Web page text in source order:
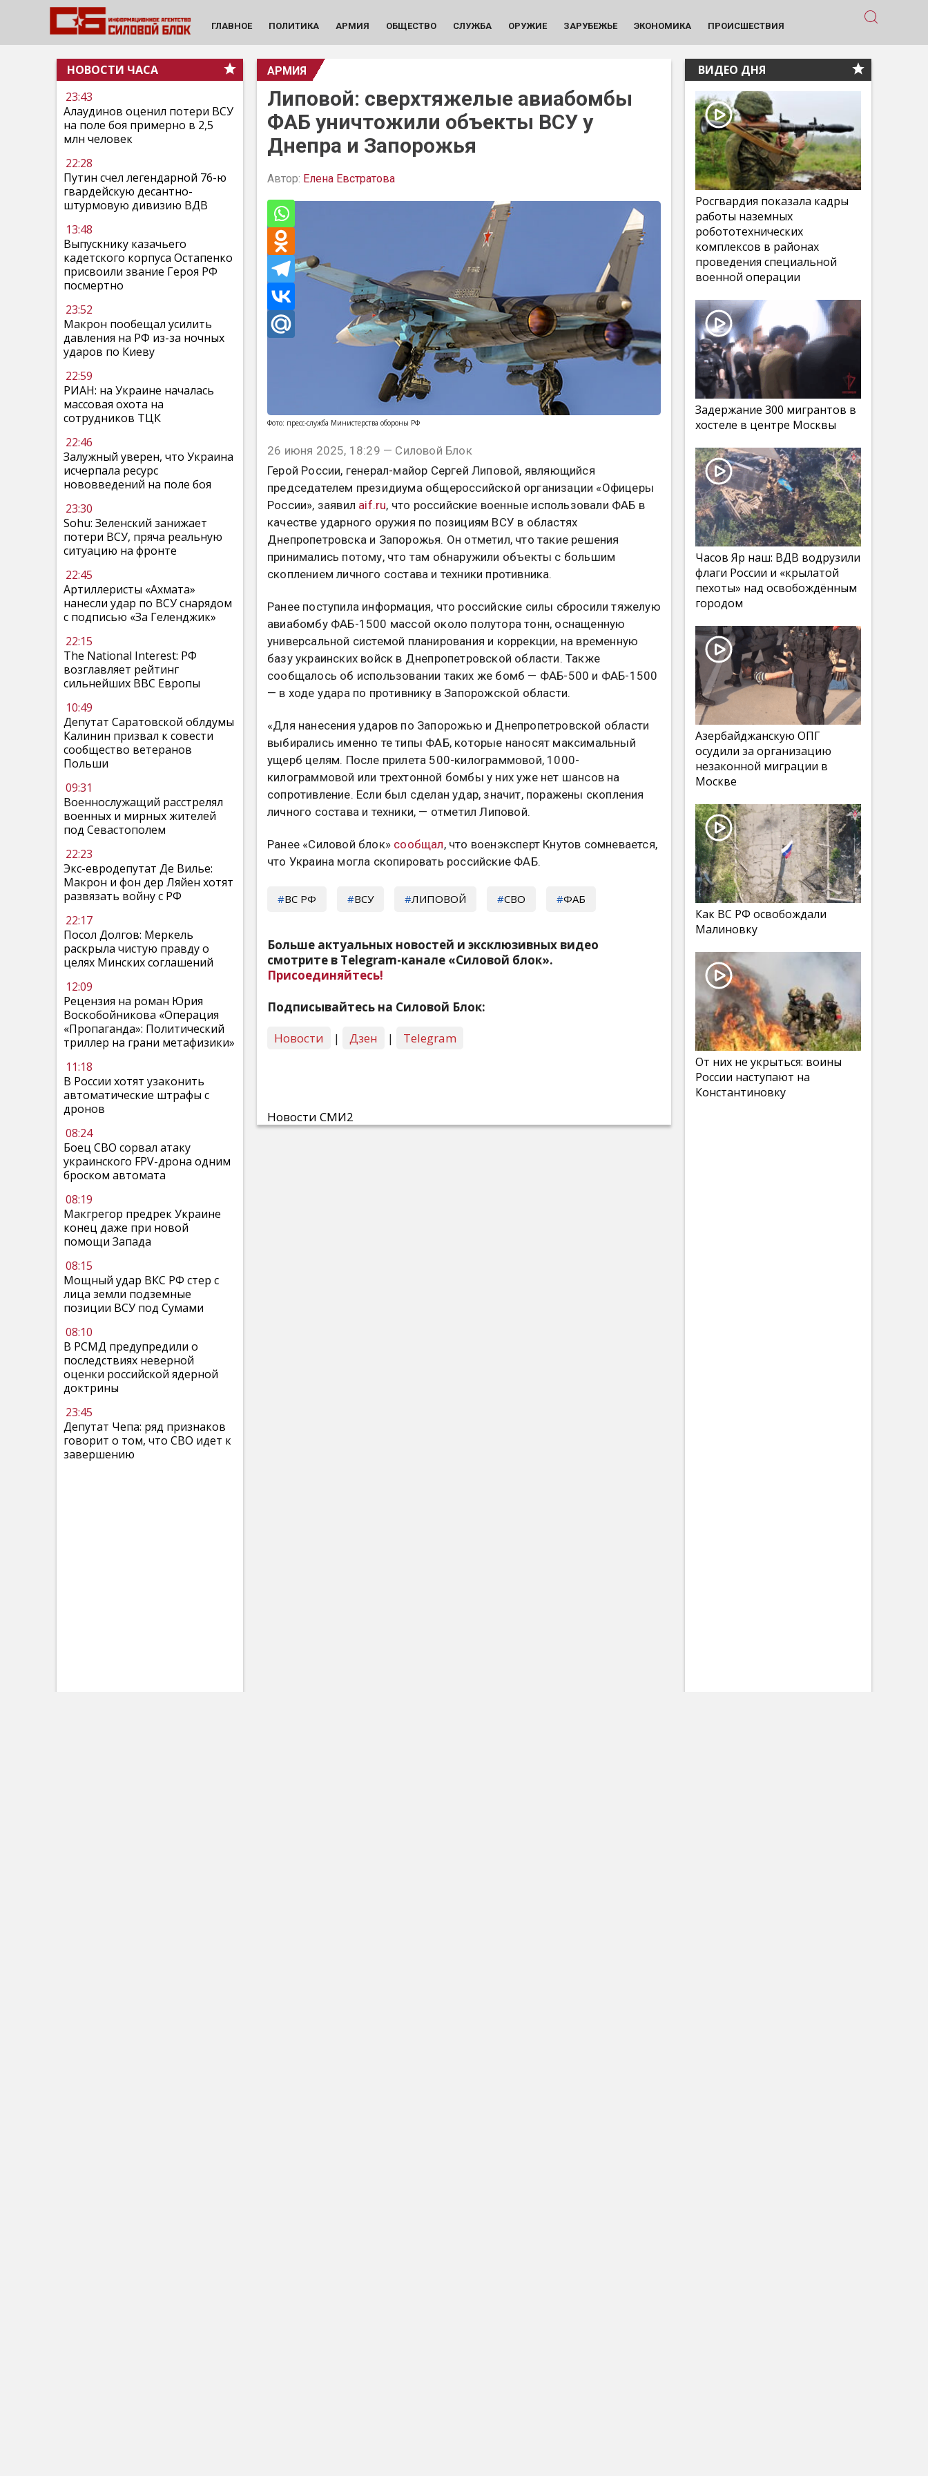
ГЛАВНОЕ ПОЛИТИКА АРМИЯ ОБЩЕСТВО СЛУЖБА ОРУЖИЕ ЗАРУБЕЖЬЕ ЭКОНОМИКА ПРОИСШЕСТВИЯ
НОВОСТИ ЧАСА
23:43
Алаудинов оценил потери ВСУ
на поле боя примерно в 2,5
млн человек
22:28
Путин счел легендарной 76-ю
гвардейскую десантно-
штурмовую дивизию ВДВ
13:48
Выпускнику казачьего
кадетского корпуса Остапенко
присвоили звание Героя РФ
посмертно
23:52
Макрон пообещал усилить
давления на РФ из-за ночных
ударов по Киеву
22:59
РИАН: на Украине началась
массовая охота на
сотрудников ТЦК
22:46
Залужный уверен, что Украина
исчерпала ресурс
нововведений на поле боя
23:30
Sohu: Зеленский занижает
потери ВСУ, пряча реальную
ситуацию на фронте
22:45
Артиллеристы «Ахмата»
нанесли удар по ВСУ снарядом
с подписью «За Геленджик»
22:15
The National Interest: РФ
возглавляет рейтинг
сильнейших ВВС Европы
10:49
Депутат Саратовской облдумы
Калинин призвал к совести
сообщество ветеранов
Польши
09:31
Военнослужащий расстрелял
военных и мирных жителей
под Севастополем
22:23
Экс-евродепутат Де Вилье:
Макрон и фон дер Ляйен хотят
развязать войну с РФ
22:17
Посол Долгов: Меркель
раскрыла чистую правду о
целях Минских соглашений
12:09
Рецензия на роман Юрия
Воскобойникова «Операция
«Пропаганда»: Политический
триллер на грани метафизики»
11:18
В России хотят узаконить
автоматические штрафы с
дронов
08:24
Боец СВО сорвал атаку
украинского FPV-дрона одним
броском автомата
08:19
Макгрегор предрек Украине
конец даже при новой
помощи Запада
08:15
Мощный удар ВКС РФ стер с
лица земли подземные
позиции ВСУ под Сумами
08:10
В РСМД предупредили о
последствиях неверной
оценки российской ядерной
доктрины
23:45
Депутат Чепа: ряд признаков
говорит о том, что СВО идет к
завершению
АРМИЯ
Липовой: сверхтяжелые авиабомбы
ФАБ уничтожили объекты ВСУ у
Днепра и Запорожья
Автор: Елена Евстратова
Фото: пресс-служба Министерства обороны РФ
26 июня 2025, 18:29 — Силовой Блок
Герой России, генерал-майор Сергей Липовой, являющийся
председателем президиума общероссийской организации «Офицеры
России», заявил aif.ru, что российские военные использовали ФАБ в
качестве ударного оружия по позициям ВСУ в областях
Днепропетровска и Запорожья. Он отметил, что такие решения
принимались потому, что там обнаружили объекты с большим
скоплением личного состава и техники противника.
Ранее поступила информация, что российские силы сбросили тяжелую
авиабомбу ФАБ-1500 массой около полутора тонн, оснащенную
универсальной системой планирования и коррекции, на временную
базу украинских войск в Днепропетровской области. Также
сообщалось об использовании таких же бомб — ФАБ-500 и ФАБ-1500
— в ходе удара по противнику в Запорожской области.
«Для нанесения ударов по Запорожью и Днепропетровской области
выбирались именно те типы ФАБ, которые наносят максимальный
ущерб целям. После прилета 500-килограммовой, 1000-
килограммовой или трехтонной бомбы у них уже нет шансов на
сопротивление. Если был сделан удар, значит, поражены скопления
личного состава и техники, — отметил Липовой.
Ранее «Силовой блок» сообщал, что военэксперт Кнутов сомневается,
что Украина могла скопировать российские ФАБ.
ВС РФ ВСУ ЛИПОВОЙ СВО ФАБ
Больше актуальных новостей и эксклюзивных видео
смотрите в Telegram-канале «Силовой блок».
Присоединяйтесь!
Подписывайтесь на Силовой Блок:
Новости
| Дзен | Telegram
Новости СМИ2
ВИДЕО ДНЯ
Росгвардия показала кадры
работы наземных
робототехнических
комплексов в районах
проведения специальной
военной операции
Задержание 300 мигрантов в
хостеле в центре Москвы
Часов Яр наш: ВДВ водрузили
флаги России и «крылатой
пехоты» над освобождённым
городом
Азербайджанскую ОПГ
осудили за организацию
незаконной миграции в
Москве
Как ВС РФ освобождали
Малиновку
От них не укрыться: воины
России наступают на
Константиновку